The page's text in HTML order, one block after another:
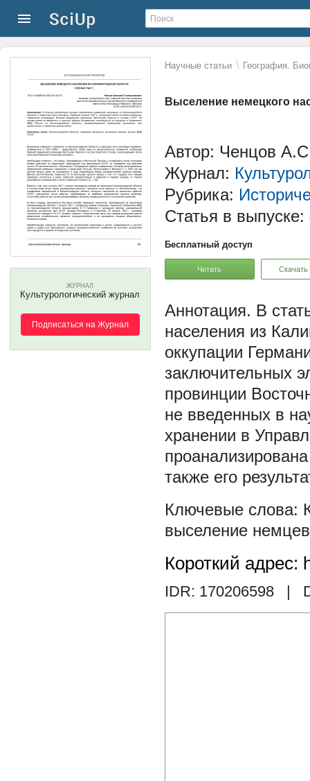
Научные статьи \ География.
Выселение немецкого
ЖУРНАЛ
Культурологический журнал
Подписаться на Журнал
Автор: Ченцов
Журнал:
Рубрика:
Статья в выпуске:
Бесплатный доступ
Читать Скачать
В
населения из
оккупации
заключительных
провинции
не введенных в
хранении в
также его
выселение немцев
Короткий адрес:
IDR: 170206598 |